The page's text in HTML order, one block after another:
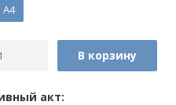
А4
В корзину
акт: